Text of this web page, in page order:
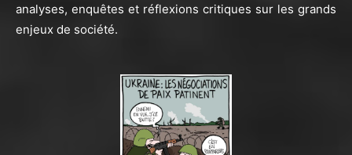
analyses, enquêtes et réflexions critiques sur les grands
enjeux de société.